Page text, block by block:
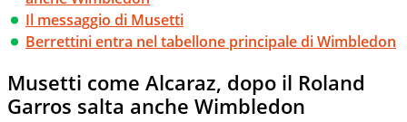
Il messaggio di Musetti
Berrettini entra nel tabellone principale di Wimbledon
Musetti come Alcaraz, dopo il Roland
Garros salta anche Wimbledon